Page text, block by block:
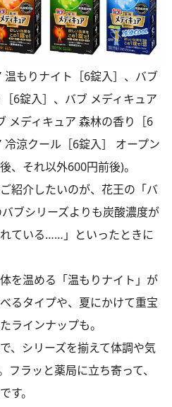
もりナイト［6錠入］、バブ
6錠入］、バブ メディキュア
メディキュア 森林の香り［6
涼クール［6錠入］ オープン
、それ以外600円前後)。
紹介したいのが、花王の「バ
ブシリーズよりも炭酸濃度が
ている……」といったときに
を温める「温もりナイト」が
るタイプや、夏にかけて重宝
ラインナップも。
、シリーズを揃えて体調や気
フラッと薬局に立ち寄って、
す。